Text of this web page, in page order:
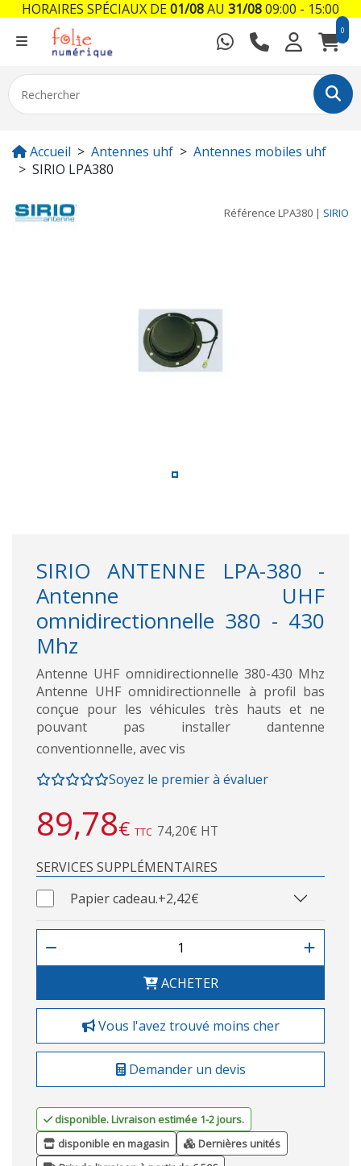
0
Accueil Antennes uhf
Antennes mobiles uhf
SIRIO LPA380
Référence LPA380 | SIRIO
SIRIO ANTENNE LPA-380 -
Antenne UHF
omnidirectionnelle 380 - 430
Mhz
Antenne UHF omnidirectionnelle 380-430 Mhz
Antenne UHF omnidirectionnelle à profil bas
conçue pour les véhicules très hauts et ne
pouvant pas installer dantenne
conventionnelle, avec vis
Soyez le premier à évaluer
89,78€ TTC 74,20€ HT
SERVICES SUPPLÉMENTAIRES
Papier cadeau.+2,42€
ACHETER
Vous l'avez trouvé moins cher
Demander un devis
disponible. Livraison estimée 1-2 jours.
disponible en magasin
Dernières unités
HORAIRES SPÉCIAUX DE01/08AU 31/0809:00 - 15:00